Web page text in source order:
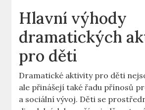
Hlavní výhody
dramatických
pro děti
Dramatické aktivity pro děti
ale přinášejí také řadu přínosů
a sociální vývoj. Děti se